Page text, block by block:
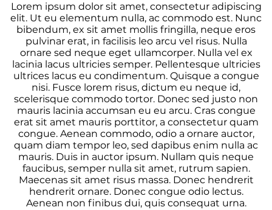
Lorem ipsum dolor sit amet, consectetur adipiscing
elit. Ut eu elementum nulla, ac commodo est. Nunc
bibendum, ex sit amet mollis fringilla, neque eros
pulvinar erat, in facilisis leo arcu vel risus. Nulla
ornare sed neque eget ullamcorper. Nulla vel ex
lacinia lacus ultricies semper. Pellentesque ultricies
ultrices lacus eu condimentum. Quisque a congue
nisi. Fusce lorem risus, dictum eu neque id,
scelerisque commodo tortor. Donec sed justo non
mauris lacinia accumsan eu eu arcu. Cras congue
erat sit amet mauris porttitor, a consectetur quam
congue. Aenean commodo, odio a ornare auctor,
quam diam tempor leo, sed dapibus enim nulla ac
mauris. Duis in auctor ipsum. Nullam quis neque
faucibus, semper nulla sit amet, rutrum sapien.
Maecenas sit amet risus massa. Donec hendrerit
hendrerit ornare. Donec congue odio lectus.
Aenean non finibus dui, quis consequat urna.